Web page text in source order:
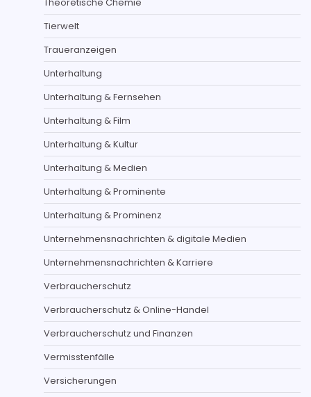
Theoretische Chemie
Tierwelt
Traueranzeigen
Unterhaltung
Unterhaltung & Fernsehen
Unterhaltung & Film
Unterhaltung & Kultur
Unterhaltung & Medien
Unterhaltung & Prominente
Unterhaltung & Prominenz
Unternehmensnachrichten & digitale Medien
Unternehmensnachrichten & Karriere
Verbraucherschutz
Verbraucherschutz & Online-Handel
Verbraucherschutz und Finanzen
Vermisstenfälle
Versicherungen